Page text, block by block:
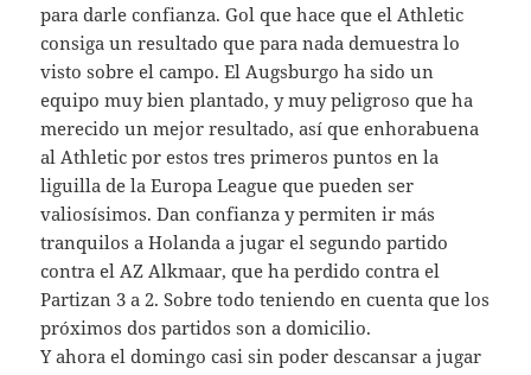
para darle confianza. Gol que hace que el Athletic
consiga un resultado que para nada demuestra lo
visto sobre el campo. El Augsburgo ha sido un
equipo muy bien plantado, y muy peligroso que ha
merecido un mejor resultado, así que enhorabuena
al Athletic por estos tres primeros puntos en la
liguilla de la Europa League que pueden ser
valiosísimos. Dan confianza y permiten ir más
tranquilos a Holanda a jugar el segundo partido
contra el AZ Alkmaar, que ha perdido contra el
Partizan 3 a 2. Sobre todo teniendo en cuenta que los
próximos dos partidos son a domicilio.
Y ahora el domingo casi sin poder descansar a jugar